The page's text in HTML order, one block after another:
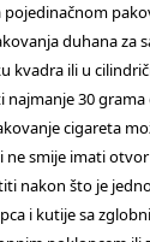
duhana za
kvadra ili u
najmanje 30
cigareta
ne smije imati
nakon što je
i kutije sa